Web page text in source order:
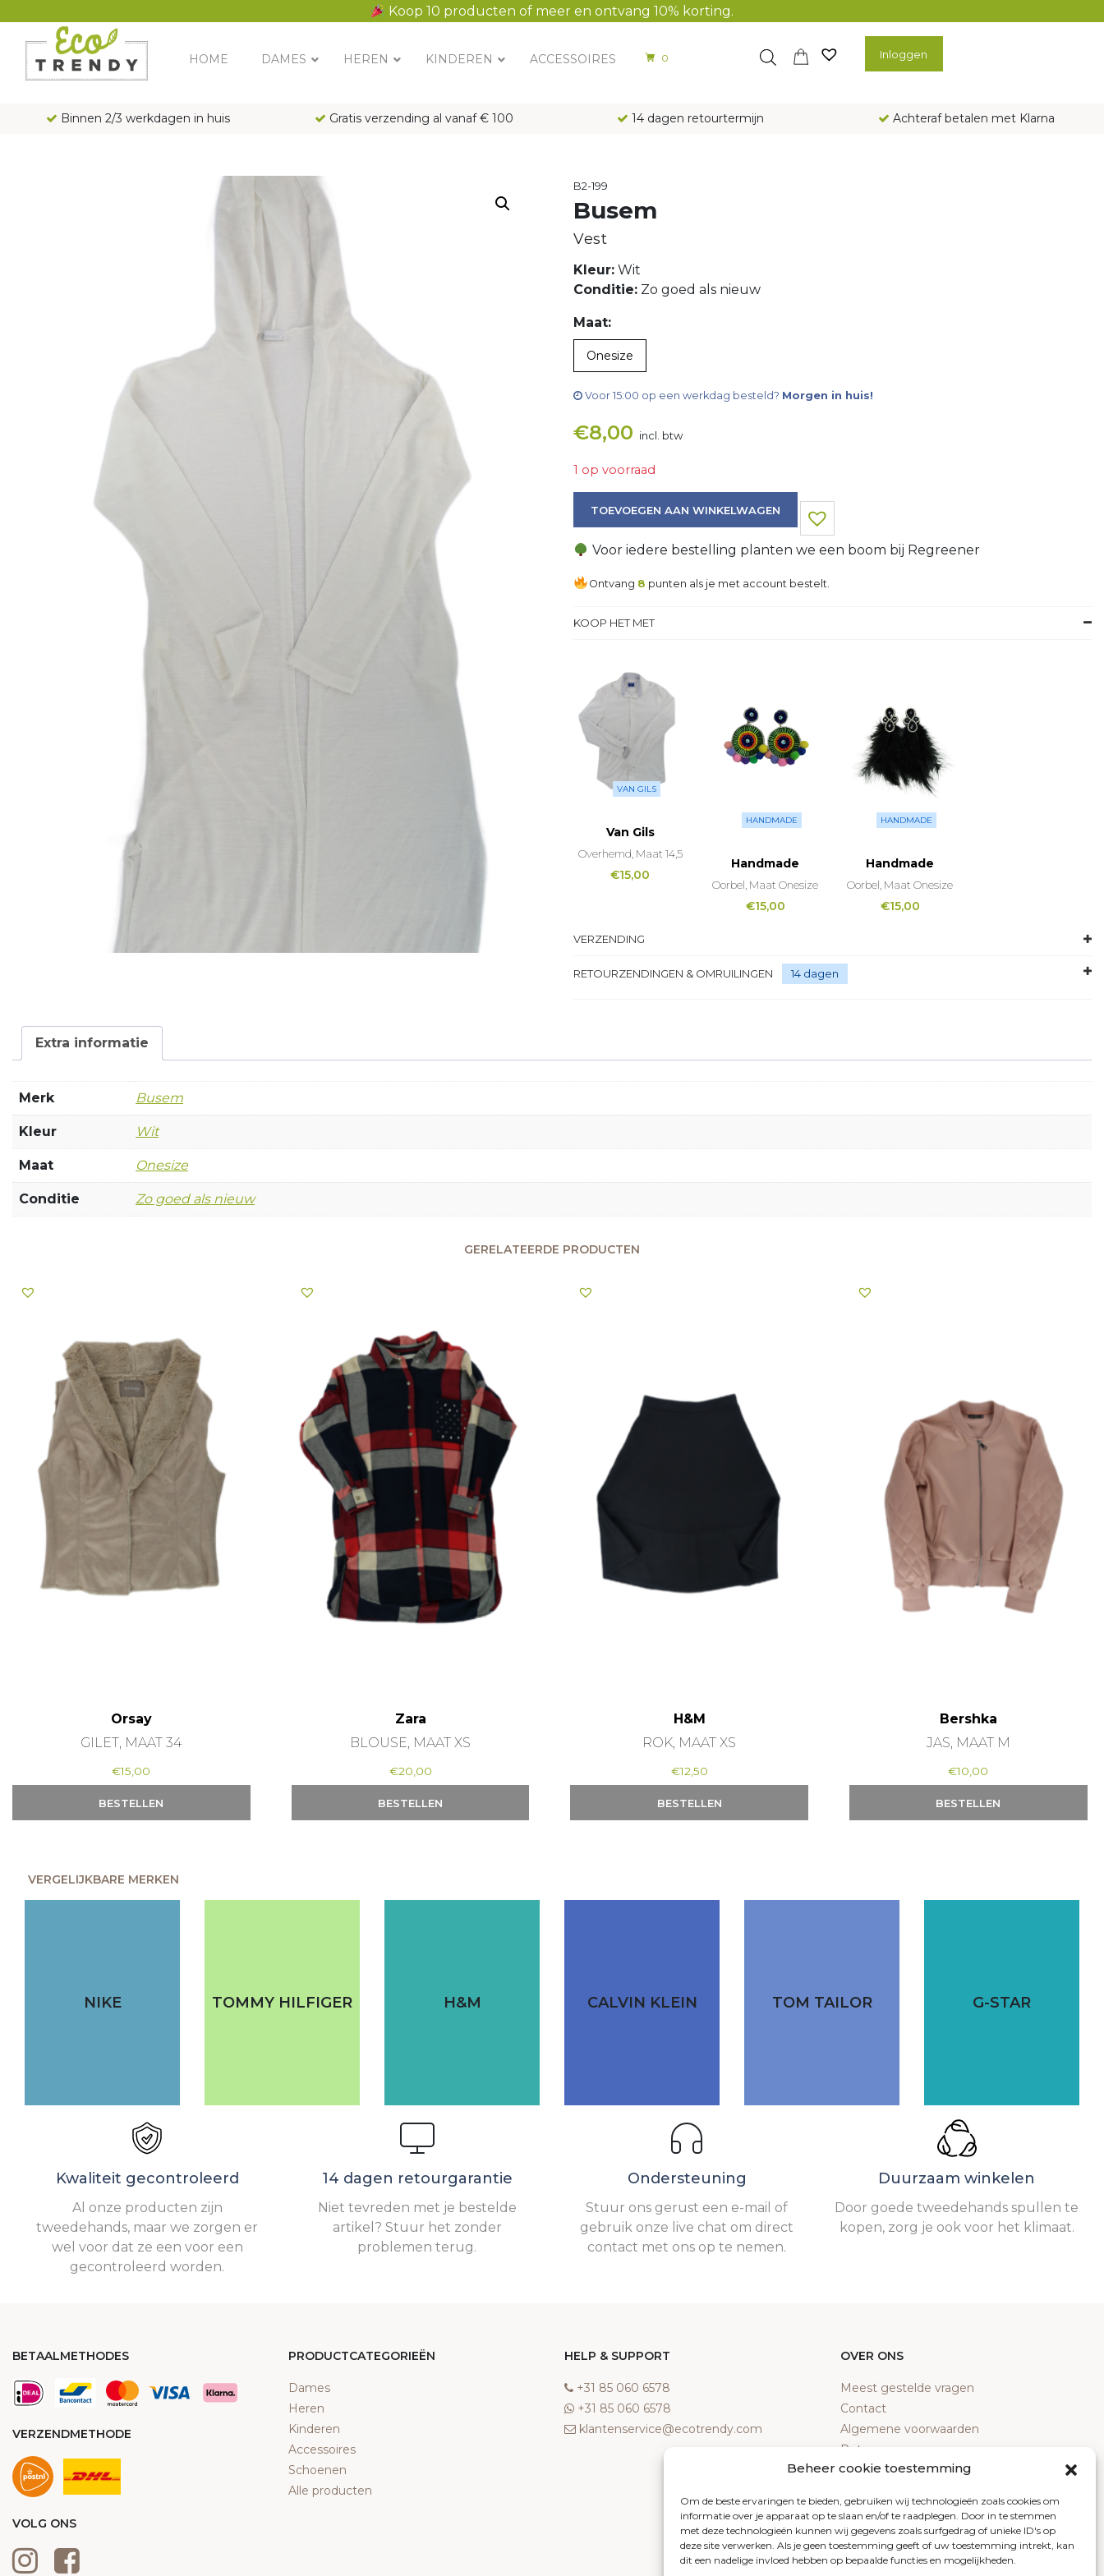
Koop 10 producten of meer en ontvang 10% korting.
Beheer cookie toestemming
Om de beste ervaringen te bieden, gebruiken wij technologieën zoals cookies om
informatie over je apparaat op te slaan en/of te raadplegen. Door in te stemmen
met deze technologieën kunnen wij gegevens zoals surfgedrag of unieke ID's op
deze site verwerken. Als je geen toestemming geeft of uw toestemming intrekt, kan
dit een nadelige invloed hebben op bepaalde functies en mogelijkheden.
Main Navigation
HOME DAMES HEREN KINDEREN ACCESSOIRES 0 Inloggen
Binnen 2/3 werkdagen in huis Gratis verzending al vanaf € 100 14 dagen retourtermijn Achteraf betalen met Klarna
B2-199
Busem
Vest
Kleur: Wit
Conditie: Zo goed als nieuw
Maat:
Onesize
Voor 15:00 op een werkdag besteld? Morgen in huis!
€8,00 incl. btw
1 op voorraad
TOEVOEGEN AAN WINKELWAGEN
Voor iedere bestelling planten we een boom bij Regreener
Ontvang 8 punten als je met account bestelt.
KOOP HET MET
VAN GILS
Van Gils
Overhemd, Maat 14,5
€15,00
HANDMADE
Handmade
Oorbel, Maat Onesize
€15,00
HANDMADE
Handmade
Oorbel, Maat Onesize
€15,00
VERZENDING
RETOURZENDINGEN & OMRUILINGEN 14 dagen
Extra informatie
Merk Busem
Kleur Wit
Maat Onesize
Conditie Zo goed als nieuw
GERELATEERDE PRODUCTEN
Orsay
GILET, MAAT 34
€15,00
BESTELLEN
Zara
BLOUSE, MAAT XS
€20,00
BESTELLEN
H&M
ROK, MAAT XS
€12,50
BESTELLEN
Bershka
JAS, MAAT M
€10,00
BESTELLEN
VERGELIJKBARE MERKEN
NIKE TOMMY HILFIGER H&M CALVIN KLEIN TOM TAILOR G-STAR
Kwaliteit gecontroleerd
Al onze producten zijn
tweedehands, maar we zorgen er
wel voor dat ze een voor een
gecontroleerd worden.
14 dagen retourgarantie
Niet tevreden met je bestelde
artikel? Stuur het zonder
problemen terug.
Ondersteuning
Stuur ons gerust een e-mail of
gebruik onze live chat om direct
contact met ons op te nemen.
Duurzaam winkelen
Door goede tweedehands spullen te
kopen, zorg je ook voor het klimaat.
BETAALMETHODES
VERZENDMETHODE
VOLG ONS
PRODUCTCATEGORIEËN
Dames
Heren
Kinderen
Accessoires
Schoenen
Alle producten
HELP & SUPPORT
‎+31 85 060 6578
‎+31 85 060 6578
klantenservice@ecotrendy.com
OVER ONS
Meest gestelde vragen
Contact
Algemene voorwaarden
Retourneren
Klachten
Cookiebeleid